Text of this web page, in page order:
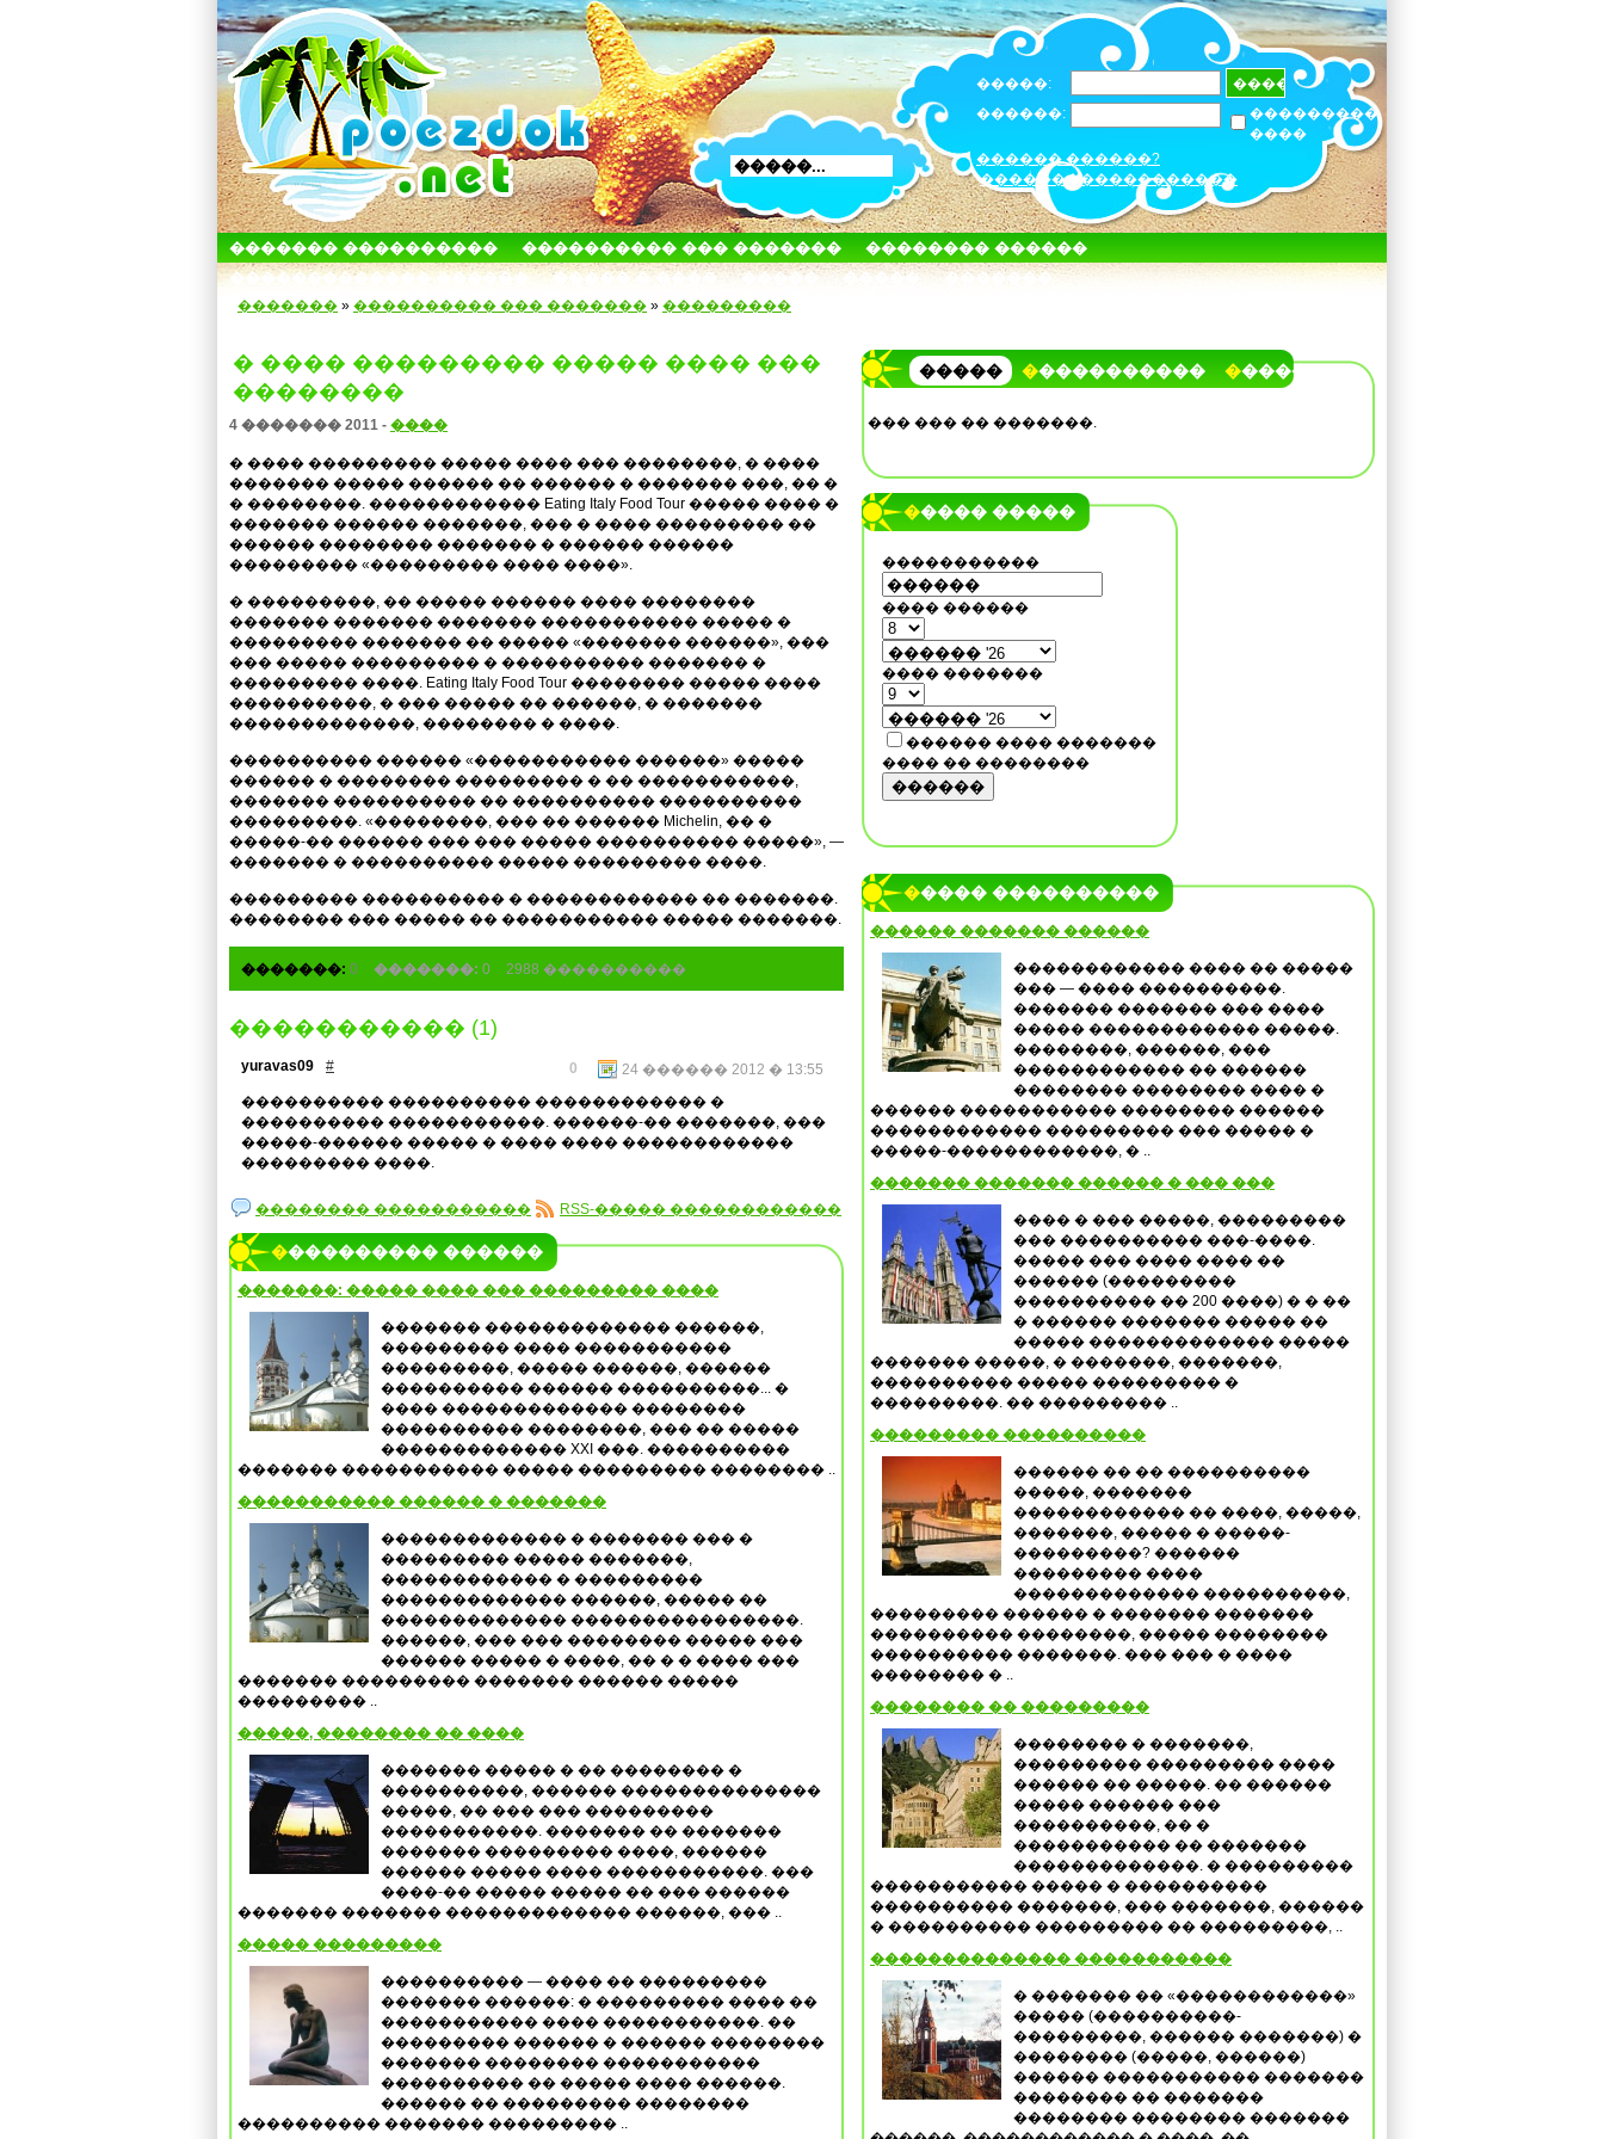
�����:
������:
���������
����
������ ������?
������������������
������� ���������� ���������� ��� �������
�������� ������
������������� ������
����� � ���� ����� ����� �������
������� » ���������� ��� ������� » ���������
� ���� ��������� ����� ���� ���
��������
4 ������� 2011 - ����
� ���� ��������� ����� ���� ��� ��������, � ����
������� ����� ������ �� ������ � ������� ���, �� �
� ��������. ������������ Eating Italy Food Tour ����� ���� �
������� ������ �������, ��� � ���� ��������� ��
������ �������� ������� � ������ ������
��������� «��������� ���� ����».
� ���������, �� ����� ������ ���� ��������
������� ������� ������� ����������� ����� �
��������� ������� �� ����� «������� ������», ���
��� ����� ��������� � ���������� ������� �
��������� ����. Eating Italy Food Tour �������� ����� ����
����������, � ��� ����� �� ������, � �������
�������������, �������� � ����.
���������� ������ «����������� ������» �����
������ � �������� ��������� � �� �����������,
������� ���������� �� ���������� ����������
���������. «��������, ��� �� ������ Michelin, �� �
�����-�� ������ ��� ��� ����� ���������� �����», —
������� � ���������� ����� ��������� ����.
��������� ���������� � ������������ �� �������.
�������� ��� ����� �� ����������� ����� �������.
�������: 0 �������: 0 2988 ����������
����������� (1)
yuravas09 # 24 ������ 2012 � 13:55
0
���������� ���������� ������������ �
���������� �����������. ������-�� �������, ���
�����-������ ����� � ���� ���� ������������
��������� ����.
�������� ����������� RSS-����� ������������
���������� ������
�������: ����� ���� ��� ��������� ����
������� ������������� ������,
��������� ���� �����������
���������, ����� ������, ������
���������� ������ ����������... �
���� ������������� ��������
���������� ��������, ��� �� �����
������������� XXI ���. ����������
������� ����������� ����� ��������� �������� ..
����������� ������ � �������
������������� � ������� ��� �
��������� ����� �������,
������������ � ���������
������������� ������, ����� ��
������������� ����������������.
������, ��� ��� �������� ����� ���
������ ����� � ����, �� � � ���� ���
������� ��������� ������� ������ �����
��������� ..
�����, �������� �� ����
������� ����� � �� �������� �
����������, ������ ��������������
�����, �� ��� ��� ���������
�����������. ������� �� �������
������� ��������� ����, ������
������ ����� ���� �����������. ���
����-�� ����� ����� �� ��� ������
������� ������� ������������� ������, ��� ..
����� ���������
���������� — ���� �� ���������
������� ������: � ��������� ���� ��
����������� ���� �����������. ��
��������� ������ � ������ ��������
������� �������� �����������
���������� �� ����� ���� ������.
������ �� ��������� ��������
���������� ������� ��������� ..
����� ����������� �����
��� ��� �� �������.
����� �����
�����������
���� ������
���� �������
������ ���� �������
���� �� ��������
������
����� ����������
������ ������� ������
������������ ���� �� �����
��� — ���� ����������.
������� ������� ��� ����
����� ������������ �����.
��������, ������, ���
������������ �� ������
�������� �������� ���� �
������ ����������� �������� ������
������������ ��������� ��� ����� �
�����-������������, � ..
������� ������� ������ � ��� ���
���� � ��� �����, ���������
��� ���������� ���-����.
����� ��� ���� ���� ��
������ (���������
���������� �� 200 ����) � � ��
� ������ ������� ����� ��
����� ������������� �����
������� �����, � �������, �������,
���������� ����� ��������� �
���������. �� ��������� ..
��������� ����������
������ �� �� ����������
�����, �������
������������ �� ����, �����,
�������, ����� � �����-
���������? ������
��������� ����
������������� ����������,
��������� ������ � ������� �������
���������� ��������, ����� ��������
���������� �������. ��� ��� � ����
�������� � ..
�������� �� ���������
�������� � �������,
��������� ��������� ����
������ �� �����. �� ������
����� ������ ���
����������, �� �
����������� �� �������
�������������. � ���������
����������� ����� � ����������
���������� �������, ��� �������, ������
� ���������� ��������� �� ���������, ..
�������������� �����������
� ������� �� «������������»
����� (����������-
���������, ������ �������) �
�������� (�����, ������)
������ ����������� �������
�������� �� �������
�������� �������� �������